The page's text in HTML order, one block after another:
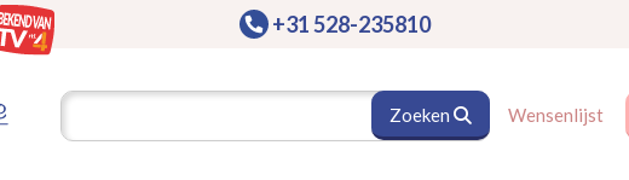
+31 528-235810
Zoeken Wensenlijst